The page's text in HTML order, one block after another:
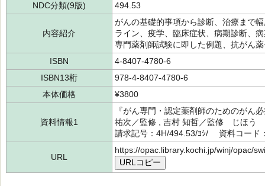
NDC分類(9版)
494.53
内容紹介
がんの基礎的事項から診断、治療まで
ライン、疫学、臨床症状、病期診断、
専門薬剤師試験に即した例題、抗がん
ISBN
4-8407-4780-6
ISBN13桁
978-4-8407-4780-6
本体価格
¥3800
資料情報1
『がん専門・認定薬剤師のためのが
祐次／監修 , 吉村 知哲／監修 じほ
請求記号：4H/494.53/ﾖｼ/ 資料コード
URL
https://opac.library.kochi.jp/winj/opac/
URLコピー